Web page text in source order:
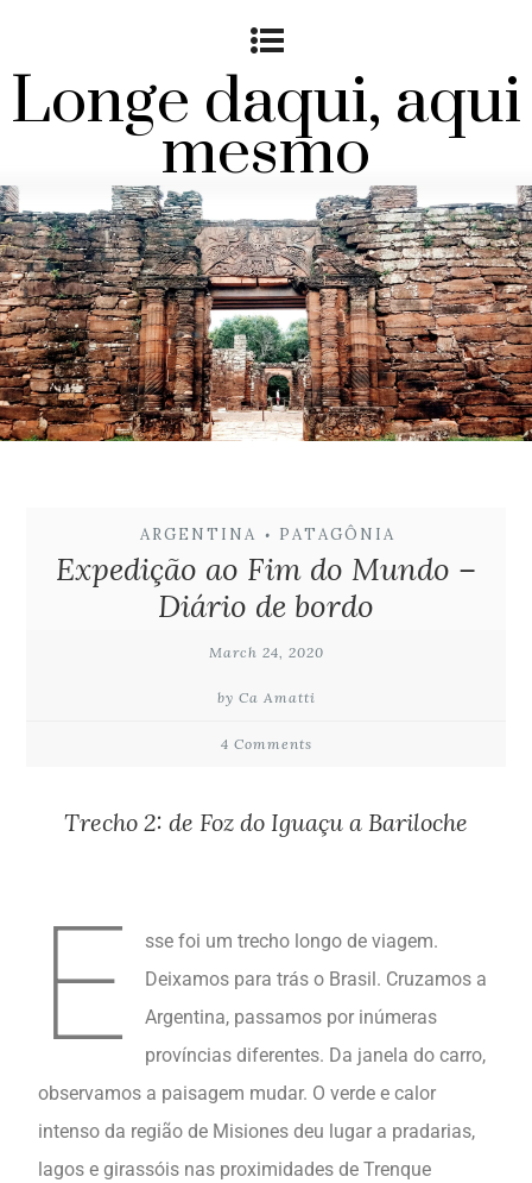
Longe daqui, aqui
mesmo
ARGENTINA • PATAGÔNIA
Expedição ao Fim do Mundo –
Diário de bordo
March 24, 2020
by Ca Amatti
4 Comments
Trecho 2: de Foz do Iguaçu a Bariloche
E
sse foi um trecho longo de viagem.
Deixamos para trás o Brasil. Cruzamos a
Argentina, passamos por inúmeras
províncias diferentes. Da janela do carro,
observamos a paisagem mudar. O verde e calor
intenso da região de Misiones deu lugar a pradarias,
lagos e girassóis nas proximidades de Trenque